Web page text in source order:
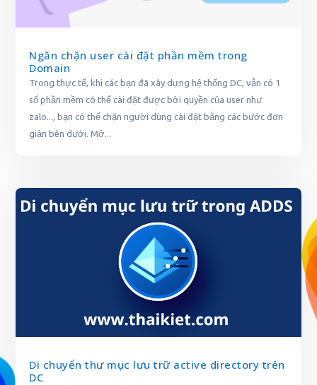
Ngăn chặn user cài đặt phần mềm trong
Domain
Trong thực tế, khi các bạn đã xây dựng hệ thống DC, vẫn có 1
số phần mềm có thể cài đặt được bởi quyền của user như
zalo..., bạn có thể chặn người dùng cài đặt bằng các bước đơn
giản bên dưới. Mở...
Di chuyển thư mục lưu trữ active directory trên
DC